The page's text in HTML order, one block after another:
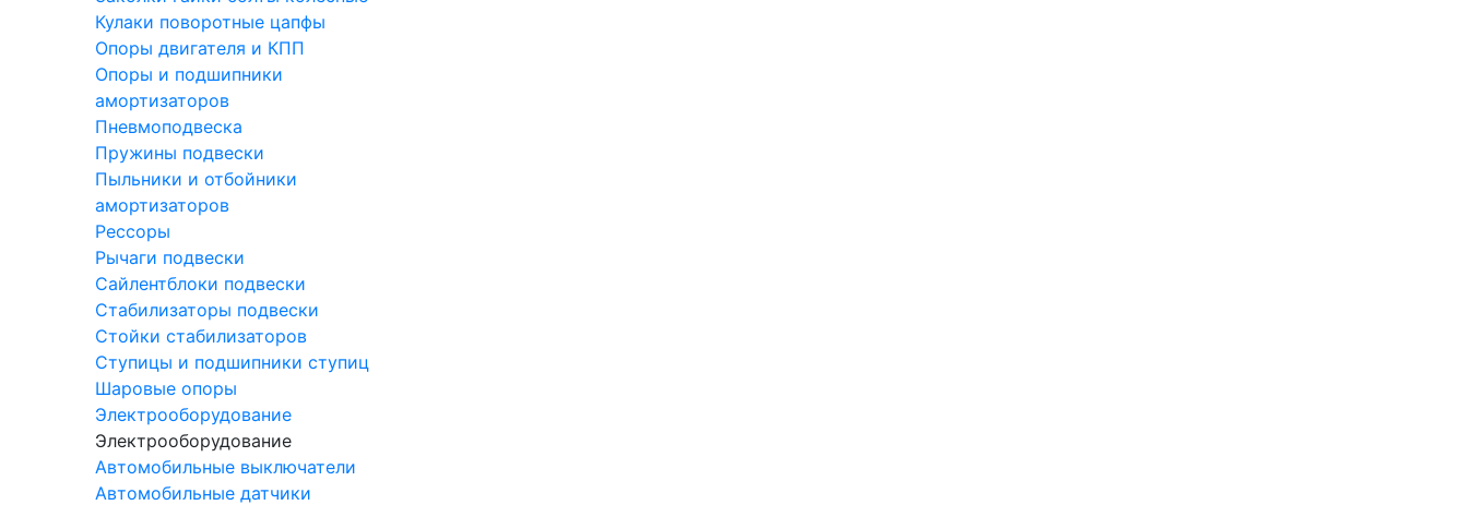
Кулаки поворотные цапфы
Опоры двигателя и КПП
Опоры и подшипники
амортизаторов
Пневмоподвеска
Пружины подвески
Пыльники и отбойники
амортизаторов
Рессоры
Рычаги подвески
Сайлентблоки подвески
Стабилизаторы подвески
Стойки стабилизаторов
Ступицы и подшипники ступиц
Шаровые опоры
Электрооборудование
Электрооборудование
Автомобильные выключатели
Автомобильные датчики